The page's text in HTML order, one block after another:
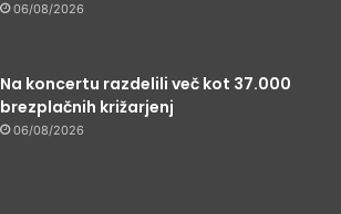
06/08/2026
Na koncertu razdelili več kot 37.000
brezplačnih križarjenj
06/08/2026